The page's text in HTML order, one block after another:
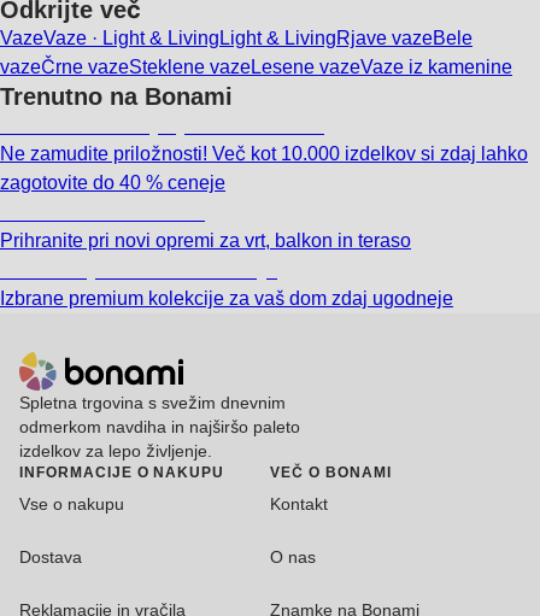
Odkrijte več
VazeVaze · Light & Living Light & LivingRjave vazeBele
vazeČrne vazeSteklene vazeLesene vazeVaze iz kamenine
Trenutno na Bonami
Ne zamudite priložnosti! Več kot 10.000 izdelkov si zdaj lahko
zagotovite do 40 % ceneje
Prihranite pri novi opremi za vrt, balkon in teraso
Izbrane premium kolekcije za vaš dom zdaj ugodneje
Spletna trgovina s svežim dnevnim
odmerkom navdiha in najširšo paleto
izdelkov za lepo življenje.
INFORMACIJE O NAKUPU
Vse o nakupu
Dostava
Reklamacije in vračila
VEČ O BONAMI
Kontakt
O nas
Znamke na Bonami